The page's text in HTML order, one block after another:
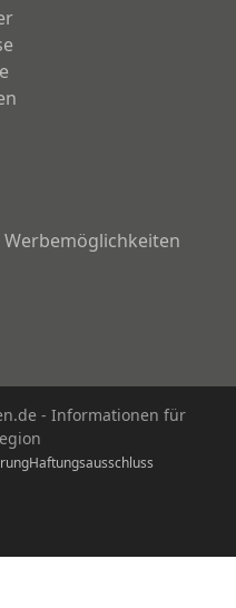
- Informationen für
Haftungsausschluss